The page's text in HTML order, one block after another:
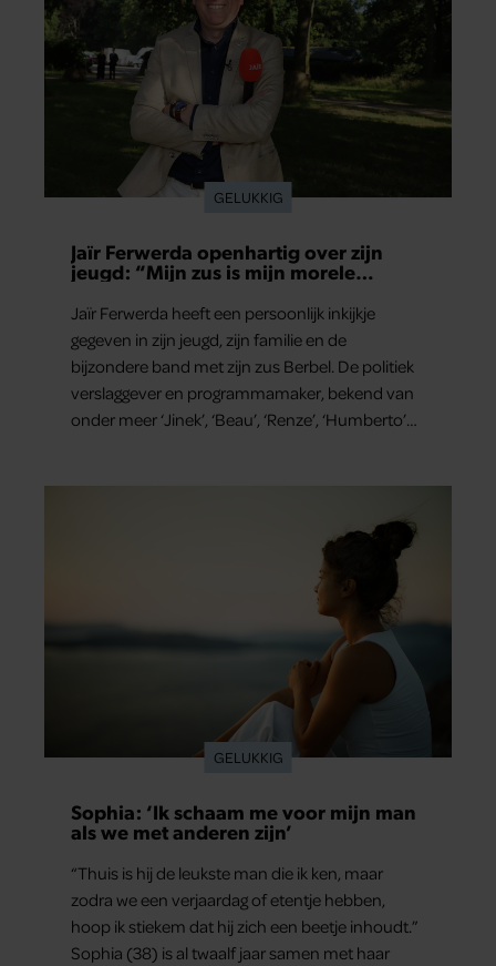
GELUKKIG
Jaïr Ferwerda openhartig over zijn
jeugd: “Mijn zus is mijn morele
Jaïr Ferwerda heeft een persoonlijk inkijkje
gegeven in zijn jeugd, zijn familie en de
bijzondere band met zijn zus Berbel. De politiek
verslaggever en programmamaker, bekend van
onder meer ‘Jinek’, ‘Beau’, ‘Renze’, ‘Humberto’
GELUKKIG
Sophia: ‘Ik schaam me voor mijn man
als we met anderen zijn’
“Thuis is hij de leukste man die ik ken, maar
zodra we een verjaardag of etentje hebben,
hoop ik stiekem dat hij zich een beetje inhoudt.”
Sophia (38) is al twaalf jaar samen met haar